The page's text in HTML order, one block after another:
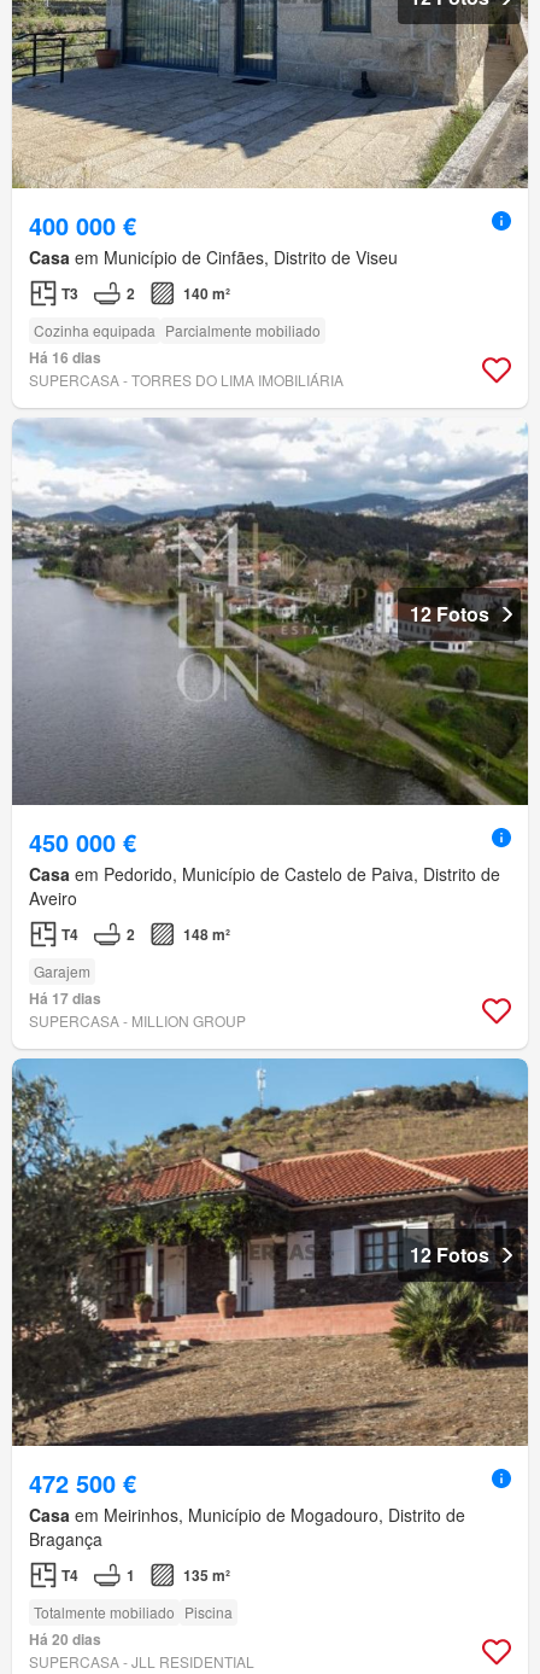
400 000 €
Casa em Município de Cinfães, Distrito de Viseu
T3 2 140 m²
Cozinha equipada Parcialmente mobiliado
Há 16 dias
SUPERCASA - TORRES DO LIMA IMOBILIÁRIA
12 Fotos
450 000 €
Casa em Pedorido, Município de Castelo de Paiva, Distrito de
Aveiro
T4 2 148 m²
Garajem
Há 17 dias
SUPERCASA - MILLION GROUP
12 Fotos
472 500 €
Casa em Meirinhos, Município de Mogadouro, Distrito de
Bragança
T4 1 135 m²
Totalmente mobiliado Piscina
Há 20 dias
SUPERCASA - JLL RESIDENTIAL